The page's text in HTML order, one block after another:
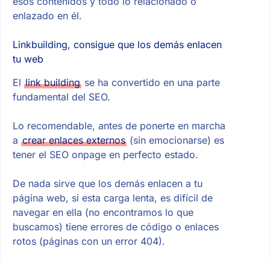
enlazado en él.
Linkbuilding, consigue que los demás enlacen
tu web
El link buildingse ha convertido en una parte
fundamental del SEO.
Lo recomendable, antes de ponerte en marcha
a crear enlaces externos(sin emocionarse) es
tener el SEO onpage en perfecto estado.
De nada sirve que los demás enlacen a tu
página web, si esta carga lenta, es difícil de
navegar en ella (no encontramos lo que
buscamos) tiene errores de código o enlaces
rotos (páginas con un error 404).